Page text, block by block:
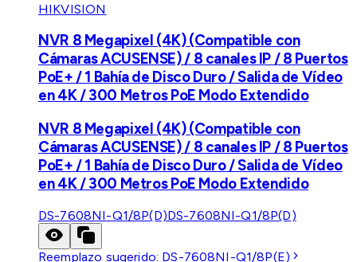
HIKVISION
NVR 8 Megapixel (4K) (Compatible con
Cámaras ACUSENSE) / 8 canales IP / 8 Puertos
PoE+ / 1 Bahía de Disco Duro / Salida de Vídeo
en 4K / 300 Metros PoE Modo Extendido
NVR 8 Megapixel (4K) (Compatible con
Cámaras ACUSENSE) / 8 canales IP / 8 Puertos
PoE+ / 1 Bahía de Disco Duro / Salida de Vídeo
en 4K / 300 Metros PoE Modo Extendido
DS-7608NI-Q1/8P(D)DS-7608NI-Q1/8P(D)
Reemplazo sugerido: DS-7608NI-Q1/8P(E)